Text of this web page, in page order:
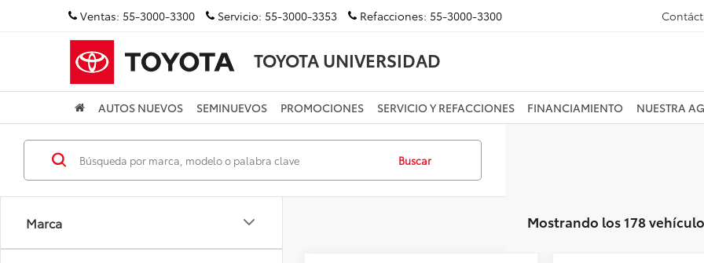
Ventas: 55-3000-3300 Servicio: 55-3000-3353 Refacciones: 55-3000-3300
TOYOTA UNIVERSIDAD
AUTOS NUEVOS SEMINUEVOS PROMOCIONES SERVICIO Y REFACCIONES FINANCIAMIENTO NUESTRA
Marca
Buscar
Mostrando los 178